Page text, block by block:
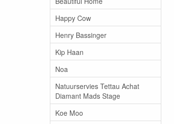
Happy Cow
Henry Bassinger
Kip Haan
Noa
Natuurservies Tettau Achat
Diamant Mads Stage
Koe Moo